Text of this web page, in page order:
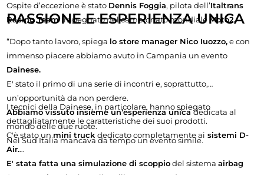
Ospite d’eccezione è stato Dennis Foggia, pilota dell’Italtrans
Racing Teamimpegnato nel campionato mondiale Moto2.
PASSIONE E ESPERIENZA UNICA
“Dopo tanto lavoro, spiega lo store manager Nico Iuozzo,e con
immenso piacere abbiamo avuto in Campania un evento
Dainese.
E' stato il primo di una serie di incontri e, soprattutto,
un’opportunità da non perdere.
Abbiamo vissuto insieme un’esperienza unicadedicata al
mondo delle due ruote.
Nel Sud Italia mancava da tempo un evento simile.
I tecnici della Dainese, in particolare, hanno spiegato
dettagliatamente le caratteristiche dei suoi prodotti.
C'è stato un mini truckdedicato completamente ai sistemi D-
Air.
E' stata fatta una simulazione di scoppiodel sistemaairbag